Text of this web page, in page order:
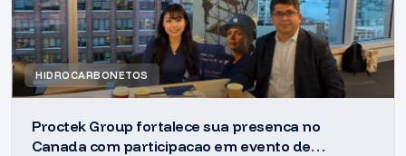
HIDROCARBONETOS
Proctek Group fortalece sua presenca no
Canada com participacao em evento de